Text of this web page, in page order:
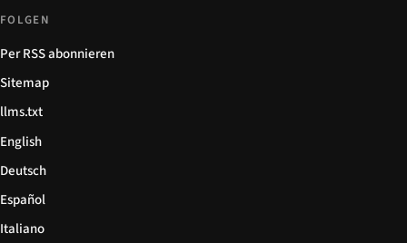
FOLGEN
Per RSS abonnieren
Sitemap
llms.txt
English
Deutsch
Español
Italiano